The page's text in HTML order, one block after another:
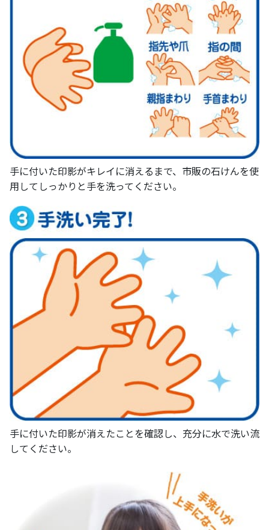
手に付いた印影がキレイに消えるまで、市販の石けんを使
用してしっかりと手を洗ってください。
手に付いた印影が消えたことを確認し、充分に水で洗い流
してください。